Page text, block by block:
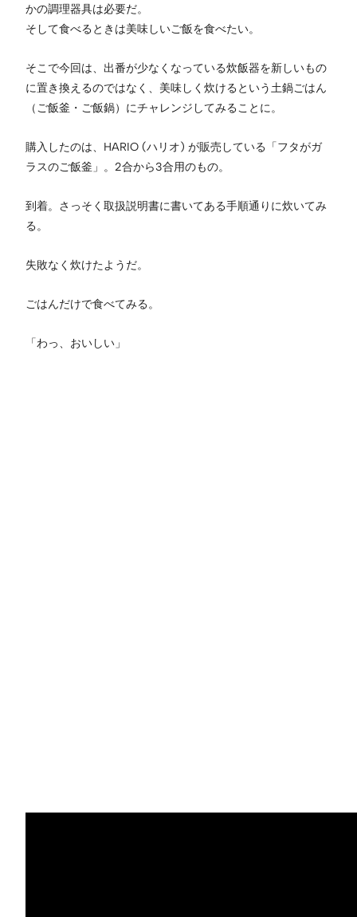
かの調理器具は必要だ。
そして食べるときは美味しいご飯を食べたい。
そこで今回は、出番が少なくなっている炊飯器を新しいもの
に置き換えるのではなく、美味しく炊けるという土鍋ごはん
（ご飯釜・ご飯鍋）にチャレンジしてみることに。
購入したのは、HARIO (ハリオ) が販売している「フタがガ
ラスのご飯釜」。2合から3合用のもの。
到着。さっそく取扱説明書に書いてある手順通りに炊いてみ
る。
失敗なく炊けたようだ。
ごはんだけで食べてみる。
「わっ、おいしい」